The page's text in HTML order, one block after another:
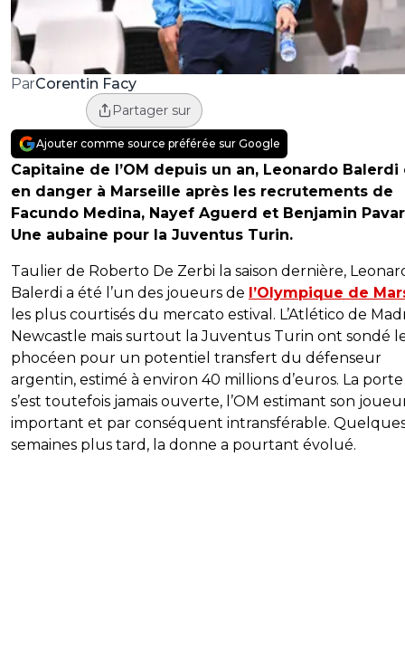
ParCorentin Facy
Partager sur
Ajouter comme source préférée sur Google
Capitaine de l’OM depuis un an, Leonardo Balerdi
en danger à Marseille après les recrutements de
Facundo Medina, Nayef Aguerd et Benjamin
Une aubaine pour la Juventus Turin.
Taulier de Roberto De Zerbi la saison dernière,
Balerdi a été l’un des joueurs de l’Olympique de
les plus courtisés du mercato estival. L’Atlético de
Newcastle mais surtout la Juventus Turin ont sondé
phocéen pour un potentiel transfert du défenseur
argentin, estimé à environ 40 millions d’euros. La
s’est toutefois jamais ouverte, l’OM estimant son
important et par conséquent intransférable.
semaines plus tard, la donne a pourtant évolué.